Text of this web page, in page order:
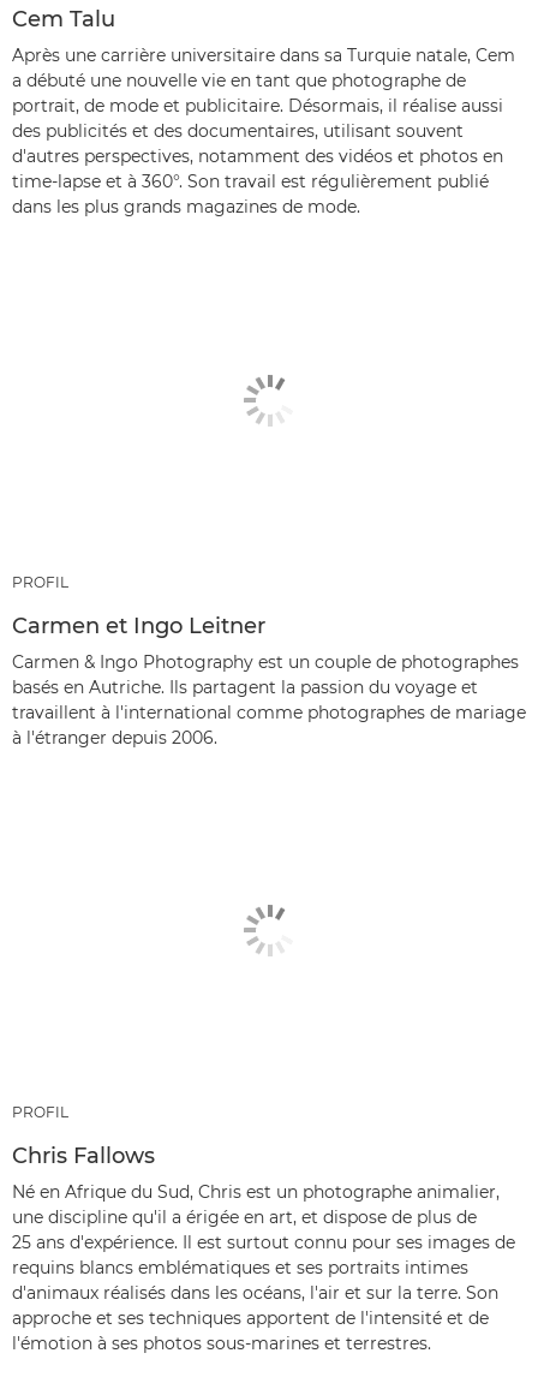
Cem Talu
Après une carrière universitaire dans sa Turquie natale, Cem
a débuté une nouvelle vie en tant que photographe de
portrait, de mode et publicitaire. Désormais, il réalise aussi
des publicités et des documentaires, utilisant souvent
d'autres perspectives, notamment des vidéos et photos en
time-lapse et à 360°. Son travail est régulièrement publié
dans les plus grands magazines de mode.
PROFIL
Carmen et Ingo Leitner
Carmen & Ingo Photography est un couple de photographes
basés en Autriche. Ils partagent la passion du voyage et
travaillent à l'international comme photographes de mariage
à l'étranger depuis 2006.
PROFIL
Chris Fallows
Né en Afrique du Sud, Chris est un photographe animalier,
une discipline qu'il a érigée en art, et dispose de plus de
25 ans d'expérience. Il est surtout connu pour ses images de
requins blancs emblématiques et ses portraits intimes
d'animaux réalisés dans les océans, l'air et sur la terre. Son
approche et ses techniques apportent de l'intensité et de
l'émotion à ses photos sous-marines et terrestres.